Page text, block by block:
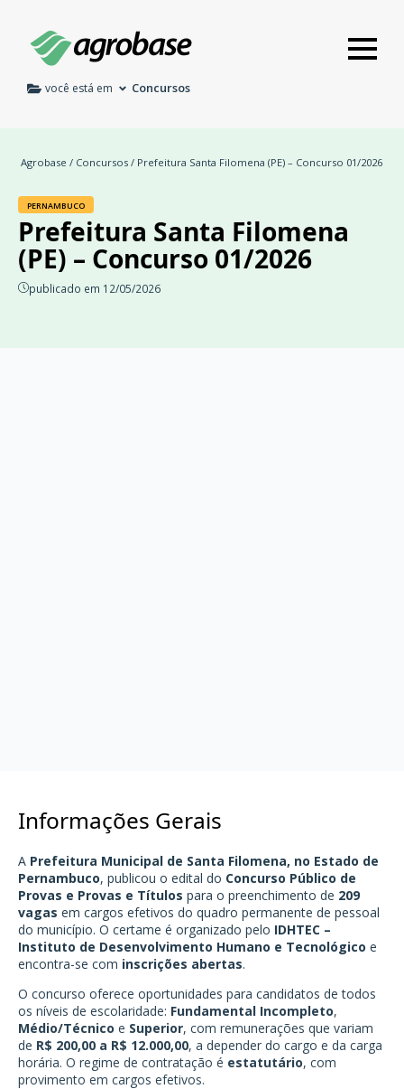
você está em Concursos
Agrobase / Concursos / Prefeitura Santa Filomena (PE) – Concurso 01/2026
PERNAMBUCO
Prefeitura Santa Filomena
(PE) – Concurso 01/2026
publicado em 12/05/2026
Informações Gerais
A Prefeitura Municipal de Santa Filomena, no Estado de
Pernambuco, publicou o edital do Concurso Público de
Provas e Provas e Títulos para o preenchimento de 209
vagas em cargos efetivos do quadro permanente de pessoal
do município. O certame é organizado pelo IDHTEC –
Instituto de Desenvolvimento Humano e Tecnológico e
encontra-se com inscrições abertas.
O concurso oferece oportunidades para candidatos de todos
os níveis de escolaridade: Fundamental Incompleto,
Médio/Técnico e Superior, com remunerações que variam
de R$ 200,00 a R$ 12.000,00, a depender do cargo e da carga
horária. O regime de contratação é estatutário, com
provimento em cargos efetivos.